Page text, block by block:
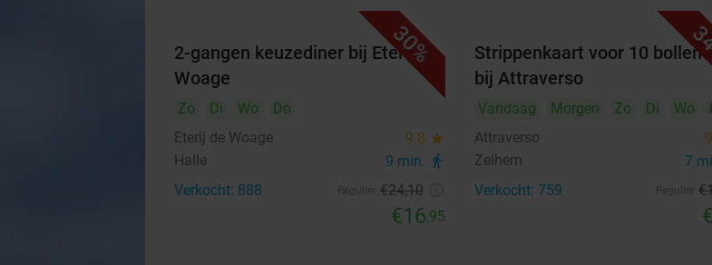
30%
2-gangen keuzediner bij Eterij de
Woage
Zo Di Wo
Do
Eterij de Woage
9.8 star
Halle 9 min. directions_walk
Verkocht: 888 €24,10
€16,95
Strippenkaart voor 10 bollen
bij Attraverso
Vandaag Morgen Zo Di Wo
Attraverso
Zelhem 7
Verkocht: 759